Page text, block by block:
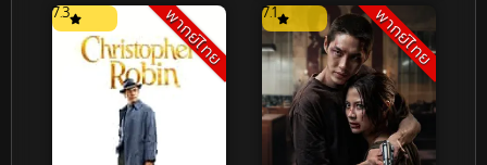
พากย์ไทย
7.3 พากย์ไทย
7.1